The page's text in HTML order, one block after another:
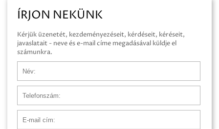
ÍRJON NEKÜNK
Kérjük üzenetét, kezdeményezéseit, kérdéseit, kéréseit,
javaslatait - neve és e-mail címe megadásával küldje el
számunkra.